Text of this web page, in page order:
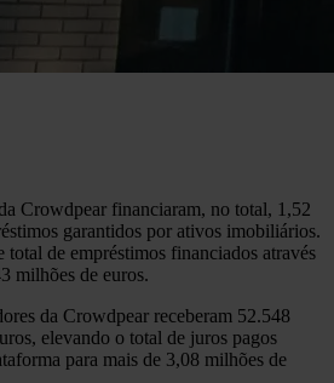
Crowdpear financiaram, no total, 1,52
garantidos por ativos imobiliários.
de empréstimos financiados através
milhões de euros.
da Crowdpear receberam 52.548
elevando o total de juros pagos
para mais de 3,08 milhões de